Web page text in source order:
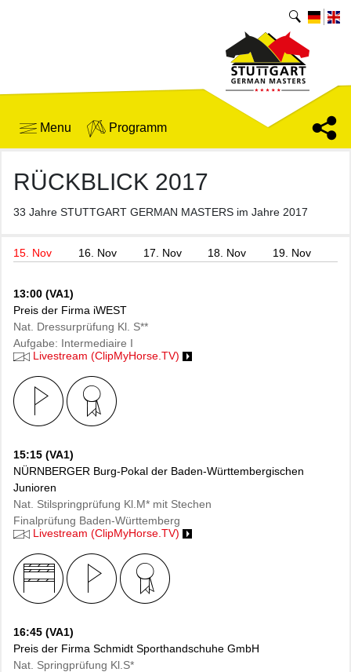
Menu Programm
RÜCKBLICK 2017
33 Jahre STUTTGART GERMAN MASTERS im Jahre 2017
15. Nov 16. Nov 17. Nov 18. Nov 19. Nov
13:00 (VA1)
Preis der Firma iWEST
Nat. Dressurprüfung Kl. S**
Aufgabe: Intermediaire I
Livestream (ClipMyHorse.TV)
15:15 (VA1)
NÜRNBERGER Burg-Pokal der Baden-Württembergischen
Junioren
Nat. Stilspringprüfung Kl.M* mit Stechen
Finalprüfung Baden-Württemberg
Livestream (ClipMyHorse.TV)
16:45 (VA1)
Preis der Firma Schmidt Sporthandschuhe GmbH
Nat. Springprüfung Kl.S*